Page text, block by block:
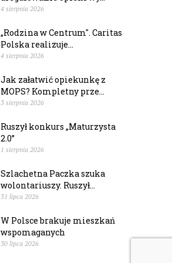
4 sierpnia 2026
„Rodzina w Centrum". Caritas
Polska realizuje...
4 sierpnia 2026
Jak załatwić opiekunkę z
MOPS? Kompletny prze...
3 sierpnia 2026
Ruszył konkurs „Maturzysta
2.0”
1 sierpnia 2026
Szlachetna Paczka szuka
wolontariuszy. Ruszył...
31 lipca 2026
W Polsce brakuje mieszkań
wspomaganych
30 lipca 2026